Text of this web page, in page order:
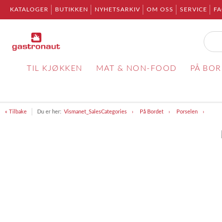
KATALOGER BUTIKKEN NYHETSARKIV OM OSS SERVICE
TIL KJØKKEN MAT & NON-FOOD PÅ
« Tilbake Du er her: Vismanet_SalesCategories På Bordet Porselen